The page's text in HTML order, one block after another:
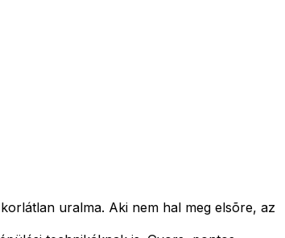
uralma. Aki nem hal meg elsõre, az